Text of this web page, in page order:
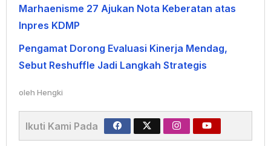
Marhaenisme 27 Ajukan Nota Keberatan atas
Inpres KDMP
Pengamat Dorong Evaluasi Kinerja Mendag,
Sebut Reshuffle Jadi Langkah Strategis
oleh Hengki
Ikuti Kami Pada